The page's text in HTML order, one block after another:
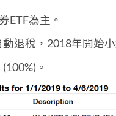
ETF為主。
動退稅，2018年開始
(100%)。